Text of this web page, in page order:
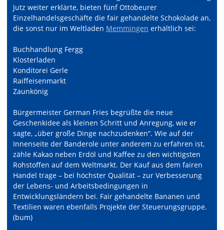
Jutz weiter erklärte, bieten fünf Ottobeurer
Einzelhandelsgeschäfte die fair gehandelte Schokolade an,
die sonst nur im Weltladen Memmingen erhältlich sei:
Buchhandlung Fergg
Klosterladen
Konditorei Gerle
Raiffeisenmarkt
Zaunkönig
Bürgermeister German Fries begrüßte die neue
Geschenkidee als kleinen Schritt und Anregung, wie er
sagte, „über große Dinge nachzudenken“. Wie auf der
Innenseite der Banderole unter anderem zu erfahren ist,
zähle Kakao neben Erdöl und Kaffee zu den wichtigsten
Rohstoffen auf dem Weltmarkt. Der Kauf aus dem fairen
Handel trage – bei höchster Qualität – zur Verbesserung
der Lebens- und Arbeitsbedingungen in
Entwicklungsländern bei. Fair gehandelte Bananen und
Textilien waren ebenfalls Projekte der Steuerungsgruppe.
(bum)